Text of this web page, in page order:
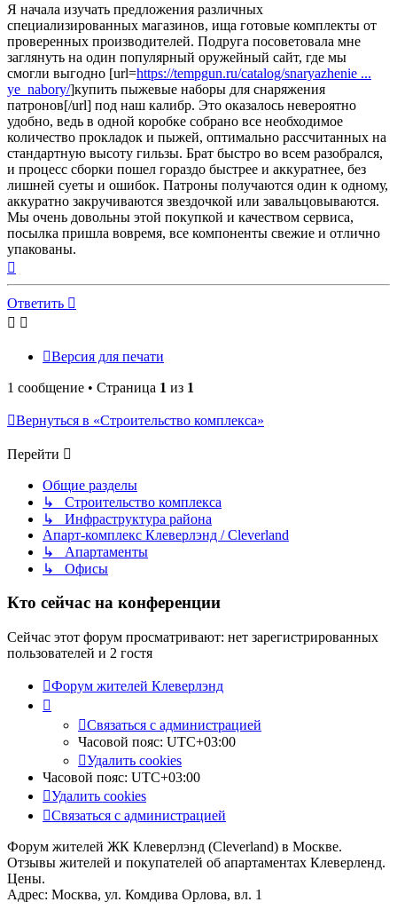
Я начала изучать предложения различных
специализированных магазинов, ища готовые комплекты от
проверенных производителей. Подруга посоветовала мне
заглянуть на один популярный оружейный сайт, где мы
смогли выгодно [url=https://tempgun.ru/catalog/snaryazhenie ...
ye_nabory/]купить пыжевые наборы для снаряжения
патронов[/url] под наш калибр. Это оказалось невероятно
удобно, ведь в одной коробке собрано все необходимое
количество прокладок и пыжей, оптимально рассчитанных на
стандартную высоту гильзы. Брат быстро во всем разобрался,
и процесс сборки пошел гораздо быстрее и аккуратнее, без
лишней суеты и ошибок. Патроны получаются один к одному,
аккуратно закручиваются звездочкой или завальцовываются.
Мы очень довольны этой покупкой и качеством сервиса,
посылка пришла вовремя, все компоненты свежие и отлично
упакованы.
началу
Ответить
Версия для печати
1 сообщение • Страница 1 из 1
Вернуться в «Строительство комплекса»
Перейти
Общие разделы
↳ Строительство комплекса
↳ Инфраструктура района
Апарт-комплекс Клеверлэнд / Cleverland
↳ Апартаменты
↳ Офисы
Кто сейчас на конференции
Сейчас этот форум просматривают: нет зарегистрированных
пользователей и 2 гостя
Форум жителей Клеверлэнд
Связаться с администрацией
Часовой пояс: UTC+03:00
Удалить cookies
Часовой пояс: UTC+03:00
Удалить cookies
Связаться с администрацией
Форум жителей ЖК Клеверлэнд (Cleverland) в Москве.
Отзывы жителей и покупателей об апартаментах Клеверленд.
Цены.
Адрес: Москва, ул. Комдива Орлова, вл. 1